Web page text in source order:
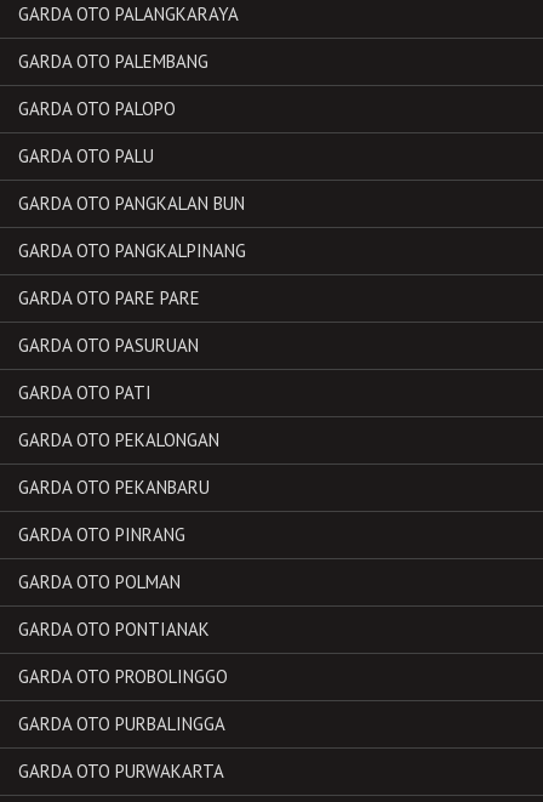
GARDA OTO PALANGKARAYA
GARDA OTO PALEMBANG
GARDA OTO PALOPO
GARDA OTO PALU
GARDA OTO PANGKALAN BUN
GARDA OTO PANGKALPINANG
GARDA OTO PARE PARE
GARDA OTO PASURUAN
GARDA OTO PATI
GARDA OTO PEKALONGAN
GARDA OTO PEKANBARU
GARDA OTO PINRANG
GARDA OTO POLMAN
GARDA OTO PONTIANAK
GARDA OTO PROBOLINGGO
GARDA OTO PURBALINGGA
GARDA OTO PURWAKARTA